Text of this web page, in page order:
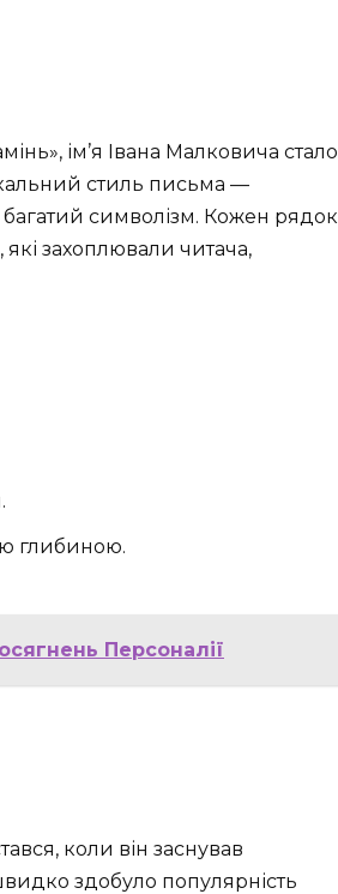
ім’я Івана Малковича стало
стиль письма —
багатий символізм. Кожен рядок
захоплювали читача,
глибиною.
Персоналії
коли він заснував
здобуло популярність